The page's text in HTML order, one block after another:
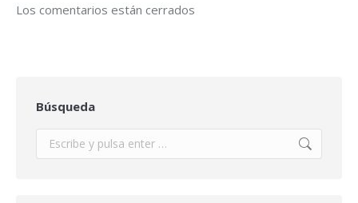
Los comentarios están cerrados
Búsqueda
Buscar: